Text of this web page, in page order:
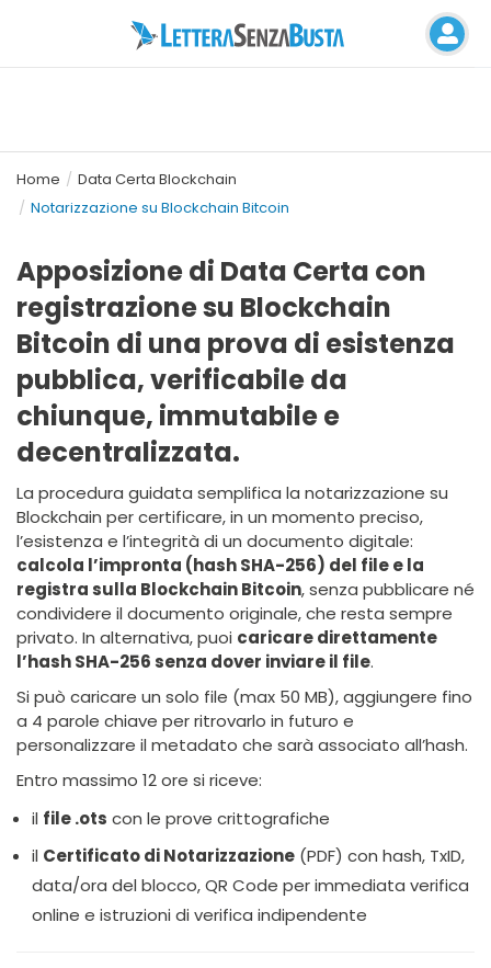
Home
Data Certa Blockchain
Notarizzazione su Blockchain Bitcoin
Apposizione di Data Certa con
registrazione su Blockchain
Bitcoin di una prova di esistenza
pubblica, verificabile da
chiunque, immutabile e
decentralizzata.
La procedura guidata semplifica la notarizzazione su
Blockchain per certificare, in un momento preciso,
l’esistenza e l’integrità di un documento digitale:
calcola l’impronta (hash SHA-256) del file e la
registra sulla Blockchain Bitcoin, senza pubblicare né
condividere il documento originale, che resta sempre
privato. In alternativa, puoi caricare direttamente
l’hash SHA-256 senza dover inviare il file.
Si può caricare un solo file (max 50 MB), aggiungere fino
a 4 parole chiave per ritrovarlo in futuro e
personalizzare il metadato che sarà associato all’hash.
Entro massimo 12 ore si riceve:
il file .ots con le prove crittografiche
il Certificato di Notarizzazione (PDF) con hash, TxID,
data/ora del blocco, QR Code per immediata verifica
online e istruzioni di verifica indipendente